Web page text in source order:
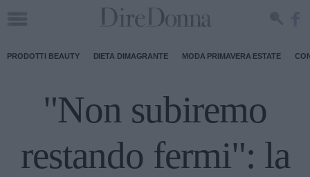
PRODOTTI BEAUTY DIETA DIMAGRANTE MODA PRIMAVERA ESTATE
"Non subiremo
restando fermi": la